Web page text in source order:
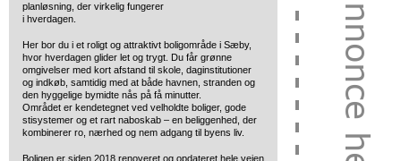
planløsning, der virkelig fungerer
i hverdagen.
Her bor du i et roligt og attraktivt boligområde i Sæby,
hvor hverdagen glider let og trygt. Du får grønne
omgivelser med kort afstand til skole, daginstitutioner
og indkøb, samtidig med at både havnen, stranden og
den hyggelige bymidte nås på få minutter.
Området er kendetegnet ved velholdte boliger, gode
stisystemer og et rart naboskab – en beliggenhed, der
kombinerer ro, nærhed og nem adgang til byens liv.
Boligen er siden 2018 renoveret og opdateret hele vejen